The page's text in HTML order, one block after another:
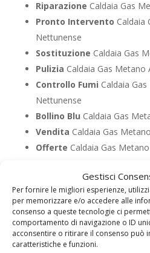
Gestisci
Per fornire le migliori esperienze,
per memorizzare e/o accedere alle
consenso a queste tecnologie ci
comportamento di navigazione o ID
acconsentire o ritirare il consenso può
caratteristiche e funzioni.
Riparazione Caldaia Gas
Pronto Intervento Caldaia
Nettunense
Sostituzione Caldaia Gas
Pulizia Caldaia Gas
Controllo Fumi Caldaia
Nettunense
Bollino Blu Caldaia Gas
Vendita Caldaia Gas
Offerte Caldaia Gas
UTILIZZA IL FORM PER
LA TUA
Assistenza
Argo